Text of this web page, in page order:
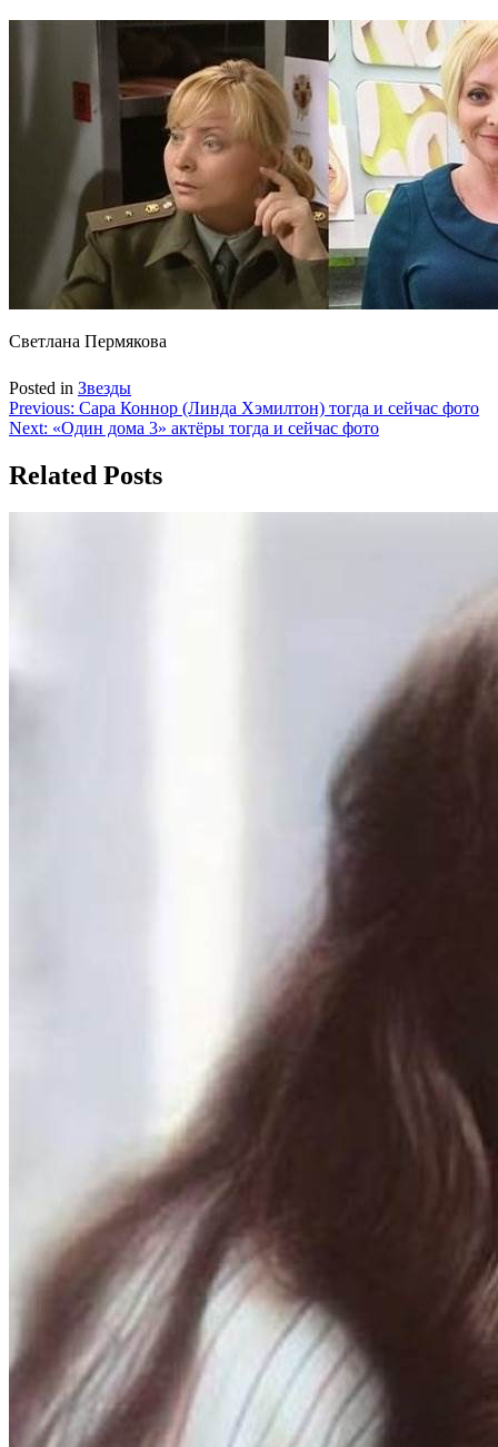
Светлана Пермякова
Posted in Звезды
Навигация
по
записям
Previous: Сара Коннор (Линда Хэмилтон) тогда и сейчас фото
Next: «Один дома 3» актёры тогда и сейчас фото
Related Posts